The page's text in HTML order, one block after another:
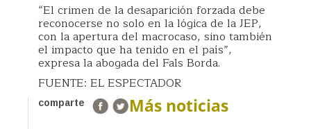
“El crimen de la desaparición forzada debe
reconocerse no solo en la lógica de la JEP,
con la apertura del macrocaso, sino también
el impacto que ha tenido en el país”,
expresa la abogada del Fals Borda.
FUENTE: EL ESPECTADOR
comparte Más noticias